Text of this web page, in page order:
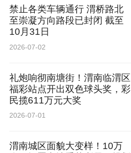
禁止各类车辆通行 渭桥路北
至崇凝方向路段已封闭 截至
10月31日
2026-07-02
礼炮响彻南塘街！渭南临渭区
福彩站点开出双色球头奖，彩
民揽611万元大奖
2026-07-01
渭南城区面貌大变样！10万